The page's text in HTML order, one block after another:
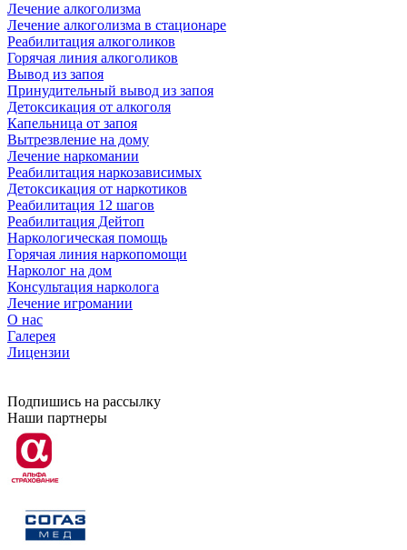
Лечение алкоголизма
Лечение алкоголизма в стационаре
Реабилитация алкоголиков
Горячая линия алкоголиков
Вывод из запоя
Принудительный вывод из запоя
Детоксикация от алкоголя
Капельница от запоя
Вытрезвление на дому
Лечение наркомании
Реабилитация наркозависимых
Детоксикация от наркотиков
Реабилитация 12 шагов
Реабилитация Дейтоп
Наркологическая помощь
Горячая линия наркопомощи
Нарколог на дом
Консультация нарколога
Лечение игромании
О нас
Галерея
Лицензии
Подпишись на рассылку
Наши партнеры